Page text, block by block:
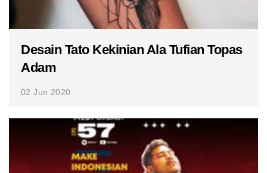
Desain Tato Kekinian Ala Tufian Topas
Adam
02 Jun 2020